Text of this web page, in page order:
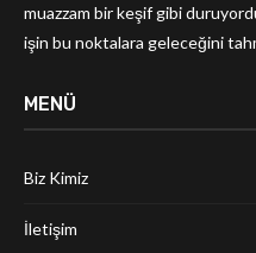
muazzam bir keşif gibi
işin bu noktalara geleceğini
MENÜ
Biz Kimiz
İletişim